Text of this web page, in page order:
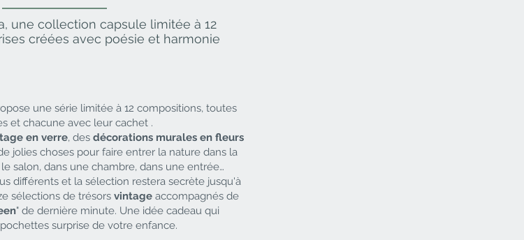
une collection capsule limitée à 12
créées avec poésie et harmonie
une série limitée à 12 compositions, toutes
et chacune avec leur cachet .
en verre, des décorations murales en fleurs
jolies choses pour faire entrer la nature dans la
salon, dans une chambre, dans une entrée…
différents et la sélection restera secrète jusqu'à
sélections de trésors vintageaccompagnés de
" de dernière minute. Une idée cadeau qui
surprise de votre enfance.